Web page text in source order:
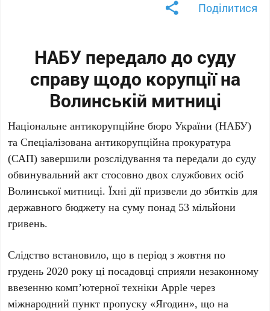
Поділитися
НАБУ передало до суду
справу щодо корупції на
Волинській митниці
Національне антикорупційне бюро України (НАБУ)
та Спеціалізована антикорупційна прокуратура
(САП) завершили розслідування та передали до суду
обвинувальний акт стосовно двох службових осіб
Волинської митниці. Їхні дії призвели до збитків для
державного бюджету на суму понад 53 мільйони
гривень.
Слідство встановило, що в період з жовтня по
грудень 2020 року ці посадовці сприяли незаконному
ввезенню комп’ютерної техніки Apple через
міжнародний пункт пропуску «Ягодин», що на